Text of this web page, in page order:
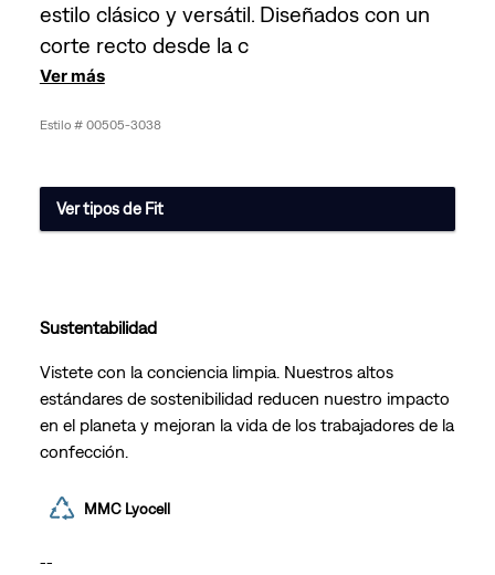
estilo clásico y versátil. Diseñados con un
corte recto desde la c
Ver más
00505-3038
Ver tipos de Fit
Sustentabilidad
Vistete con la conciencia limpia. Nuestros altos
estándares de sostenibilidad reducen nuestro impacto
en el planeta y mejoran la vida de los trabajadores de la
confección.
MMC Lyocell
--